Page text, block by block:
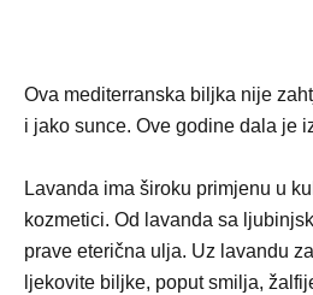
Ova mediterranska biljka nije
i jako sunce. Ove godine dala je
Lavanda ima široku primjenu u
kozmetici. Od lavanda sa
prave eterična ulja. Uz lavandu
ljekovite biljke, poput smilja,